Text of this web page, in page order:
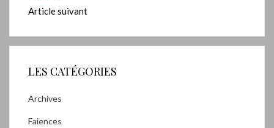
Article suivant
LES CATÉGORIES
Archives
Faiences